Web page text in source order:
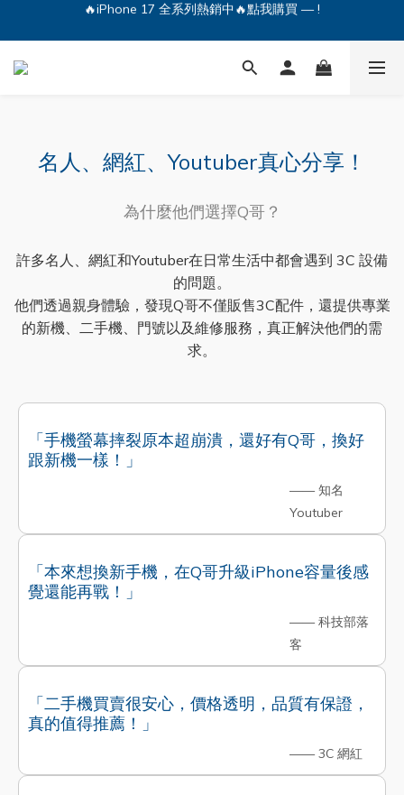
🔥iPhone 17 全系列熱銷中🔥點我購買 — !
💕加入Q哥 Line 新好友領優惠券！🎫
🔥iPhone 17 全系列熱銷中🔥點我購買 — !
名人、網紅、Youtuber真心分享！
為什麼他們選擇Q哥？
許多名人、網紅和Youtuber在日常生活中都會遇到 3C 設備
的問題。
他們透過親身體驗，發現Q哥不僅販售3C配件，還提供專業
的新機、二手機、門號以及維修服務，真正解決他們的需
求。
「手機螢幕摔裂原本超崩潰，還好有Q哥，換好
跟新機一樣！」
—— 知名
Youtuber
「本來想換新手機，在Q哥升級iPhone容量後感
覺還能再戰！」
—— 科技部落
客
「二手機買賣很安心，價格透明，品質有保證，
真的值得推薦！」
—— 3C 網紅